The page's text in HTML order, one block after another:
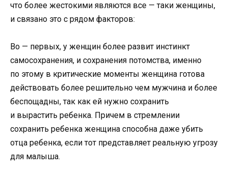
что более жестокими являются все — таки женщины,
и связано это с рядом факторов:
Во — первых, у женщин более развит инстинкт
самосохранения, и сохранения потомства, именно
по этому в критические моменты женщина готова
действовать более решительно чем мужчина и более
беспощадны, так как ей нужно сохранить
и вырастить ребенка. Причем в стремлении
сохранить ребенка женщина способна даже убить
отца ребенка, если тот представляет реальную угрозу
для малыша.